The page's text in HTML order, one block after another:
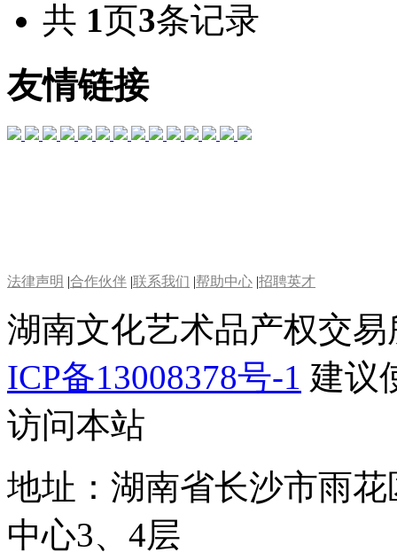
共 1页3条记录
友情链接
法律声明 |合作伙伴 |联系我们 |帮助中心 |招聘英才
湖南文化艺术品产权交
ICP备13008378号-1 建议
访问本站
地址：湖南省长沙市雨
中心3、4层